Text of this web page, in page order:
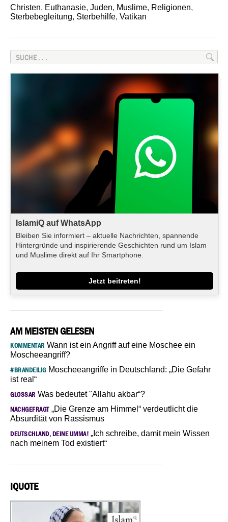
Christen, Euthanasie, Juden, Muslime, Religionen,
Sterbebegleitung, Sterbehilfe, Vatikan
IslamiQ auf WhatsApp
Bleiben Sie informiert – aktuelle Nachrichten, spannende
Hintergründe und inspirierende Geschichten rund um Islam
und Muslime direkt auf Ihr Smartphone.
Jetzt beitreten!
AM MEISTEN GELESEN
KOMMENTAR Wann ist ein Angriff auf eine Moschee ein
Moscheeangriff?
#BRANDEILIGMoscheeangriffe in Deutschland: „Die Gefahr
ist real“
GLOSSAR Was bedeutet "Allahu akbar“?
NACHGEFRAGT„Die Grenze am Himmel“ verdeutlicht die
Absurdität von Rassismus
DEUTSCHLAND, DEINE UMMA! „Ich schreibe, damit mein Wissen
nach meinem Tod existiert“
IQUOTE